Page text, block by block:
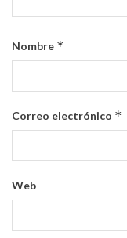
Nombre *
Correo electrónico *
Web